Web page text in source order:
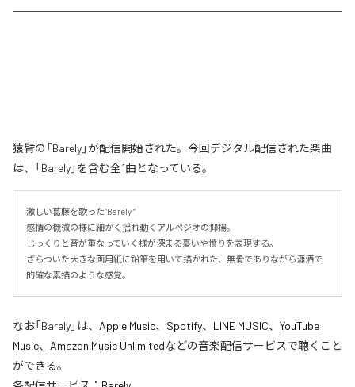
猿臂の「Barely」が配信開始された。今回デジタル配信された楽曲
は、「Barely」を含む全1曲となっている。
激しい葛藤を歌った”Barely “
感情の機微の様に細かく揺れ動くアルペジオの抑揚。
じっくりと音が重なっていく様が深まる憂いや憤りを表現する。
ざらついた大きな画用紙に鉛筆を用いて描かれた、無骨でありながら瀟洒で
的確な素描のような感覚。
なお「Barely」は、 Apple Music、 Spotify、 LINE MUSIC、 YouTube
Music、 Amazon Music Unlimitedなどの音楽配信サービスで聴くこと
ができる。